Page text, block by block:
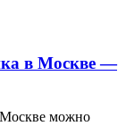
в Москве —
Москве можно